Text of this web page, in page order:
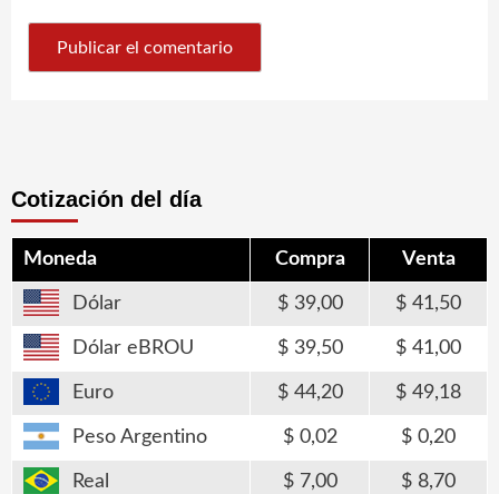
Cotización del día
Moneda Compra Venta
Dólar 39,00 41,50
Dólar eBROU 39,50 41,00
Euro 44,20 49,18
Peso Argentino 0,02 0,20
Real 7,00 8,70